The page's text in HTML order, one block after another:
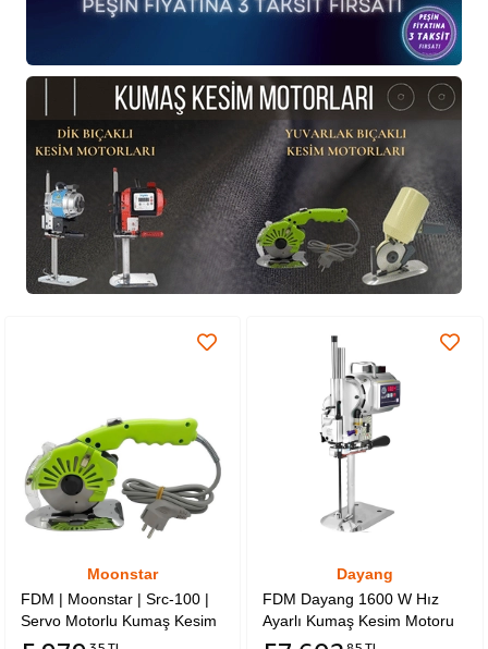
Moonstar
FDM | Moonstar | Src-100 |
Servo Motorlu Kumaş Kesim
Makinesi | Bıçak Çapı 10cm |
Dayang
FDM Dayang 1600 W Hız
Ayarlı Kumaş Kesim Motoru
(8 inç - 20 cm)